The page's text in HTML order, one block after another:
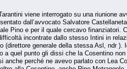
viene interrogato su una riu­nione
dall’avvocato Salvatore
Pino e per il quale cercavo
incontrate dallo stesso Intini in
(direttore generale della stessa Asl, ndr
quel punto gli dissi che la Cosentino
perché ne avevo parlato con Lea